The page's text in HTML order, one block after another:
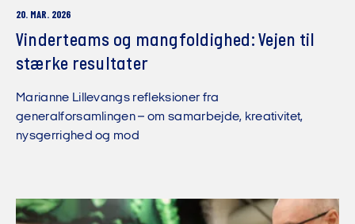
20. MAR. 2026
Vinderteams og mangfoldighed: Vejen til
stærke resultater
Marianne Lillevangs refleksioner fra
generalforsamlingen – om samarbejde, kreativitet,
nysgerrighed og mod